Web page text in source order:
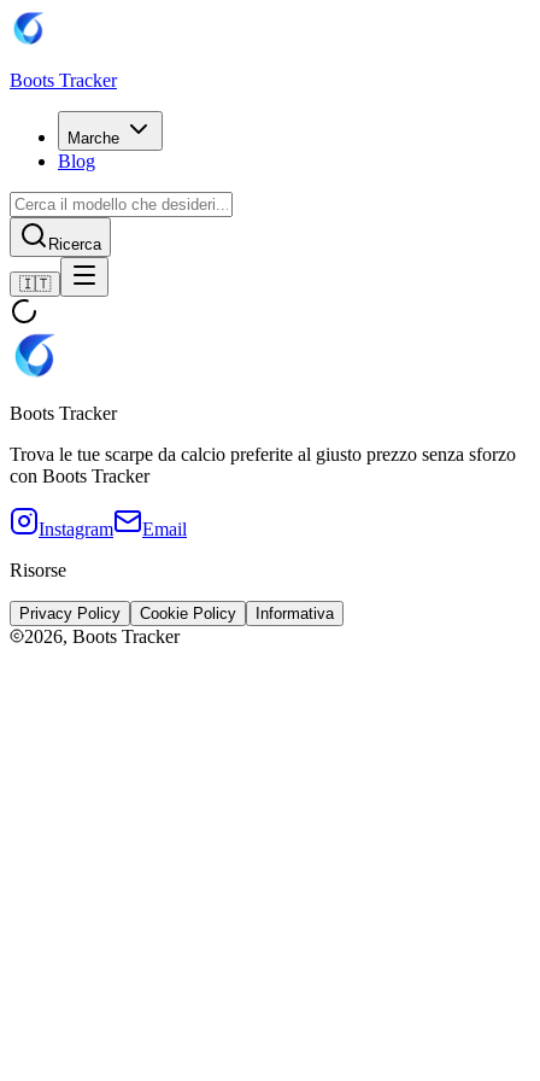
Boots Tracker
Marche
Blog
Ricerca
🇮🇹
Boots Tracker
Trova le tue scarpe da calcio preferite al giusto prezzo senza sforzo
con Boots Tracker
Instagram
Email
Risorse
Privacy Policy Cookie Policy Informativa
2026, Boots Tracker